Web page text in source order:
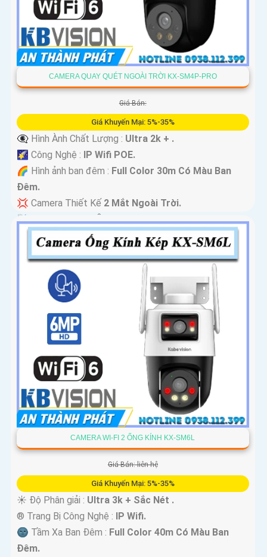
CAMERA QUAY QUÉT NGOÀI TRỜI KX-SM4P-PRO
Giá Bán:
Giá Khuyến Mại: 5%-35%
👁️‍🗨 Hình Ành Chất Lượng : Ultra 2k + .
🌠 Công Nghệ : IP Wifi POE.
🌈 Hình ảnh ban đêm : Full Color 30m Có Màu Ban
Ðêm.
💢 Camera Thiết Kế 2 Mắt Ngoài Trời.
️📡 Tích Hợp :Thu Âm Và Loa.
CAMERA WI-FI 2 ỐNG KÍNH KX-SM6L
Giá Bán: liên hệ
Giá Khuyến Mại: 5%-35%
☀️ Độ Phân giải : Ultra 3k + Sắc Nét .
®️ Trang Bị Công Nghệ : IP Wifi.
🌚 Tầm Xa Ban Đêm : Full Color 40m Có Màu Ban
Ðêm.